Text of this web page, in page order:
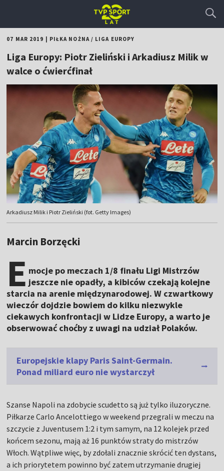
07 MAR 2019 PIŁKA NOŻNA/ LIGA EUROPY
Liga Europy: Piotr Zieliński i Arkadiusz Milik w
walce o ćwierćfinał
Arkadiusz Milik i Piotr Zieliński (fot. Getty Images)
Marcin Borzęcki
E mocje po meczach 1/8 finału Ligi Mistrzów
jeszcze nie opadły, a kibiców czekają kolejne
starcia na arenie międzynarodowej. W czwartkowy
wieczór dojdzie bowiem do kilku niezwykle
ciekawych konfrontacji w Lidze Europy, a warto je
obserwować choćby z uwagi na udział Polaków.
Europejskie klapy Paris Saint-Germain.
Ponad miliard euro nie wystarczył
Szanse Napoli na zdobycie scudetto są już tylko iluzoryczne.
Piłkarze Carlo Ancelottiego w weekend przegrali w meczu na
szczycie z Juventusem 1:2 i tym samym, na 12 kolejek przed
końcem sezonu, mają aż 16 punktów straty do mistrzów
Włoch. Wątpliwe więc, by zdołali znacznie skrócić ten dystans,
a ich priorytetem powinno być zatem utrzymanie drugiej